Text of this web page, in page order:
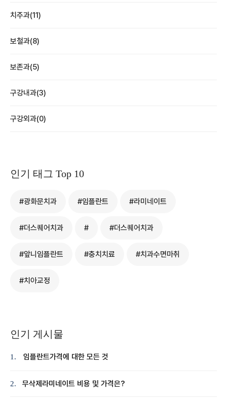
치주과(11)
보철과(8)
보존과(5)
구강내과(3)
구강외과(0)
인기 태그 Top 10
#광화문치과 #임플란트 #라미네이트
#더스퀘어치과 # #더스퀘어치과
#앞니임플란트 #충치치료 #치과수면마취
#치아교정
인기 게시물
1. 임플란트가격에 대한 모든 것
2. 무삭제라미네이트 비용 및 가격은?